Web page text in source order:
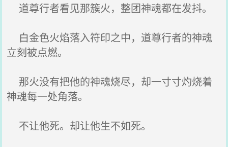
道尊行者看见那簇火，整团神魂都在发抖。
白金色火焰落入符印之中，道尊行者的神魂
立刻被点燃。
那火没有把他的神魂烧尽，却一寸寸灼烧着
神魂每一处角落。
不让他死。却让他生不如死。